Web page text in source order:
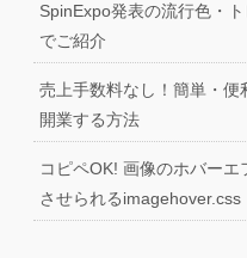
SpinExpo発表の流行色・
でご紹介
売上手数料なし！簡単・
開業する方法
コピペOK! 画像のホバー
させられるimagehover.css